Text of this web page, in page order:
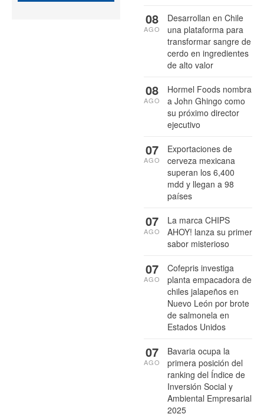
Desarrollan en Chile
una plataforma para
transformar sangre de
cerdo en ingredientes
de alto valor
08
AGO
Hormel Foods nombra
a John Ghingo como
su próximo director
ejecutivo
08
AGO
Exportaciones de
cerveza mexicana
superan los 6,400
mdd y llegan a 98
países
07
AGO
La marca CHIPS
AHOY! lanza su primer
sabor misterioso
07
AGO
Cofepris investiga
planta empacadora de
chiles jalapeños en
Nuevo León por brote
de salmonela en
Estados Unidos
07
AGO
Bavaria ocupa la
primera posición del
ranking del Índice de
Inversión Social y
Ambiental Empresarial
2025
07
AGO